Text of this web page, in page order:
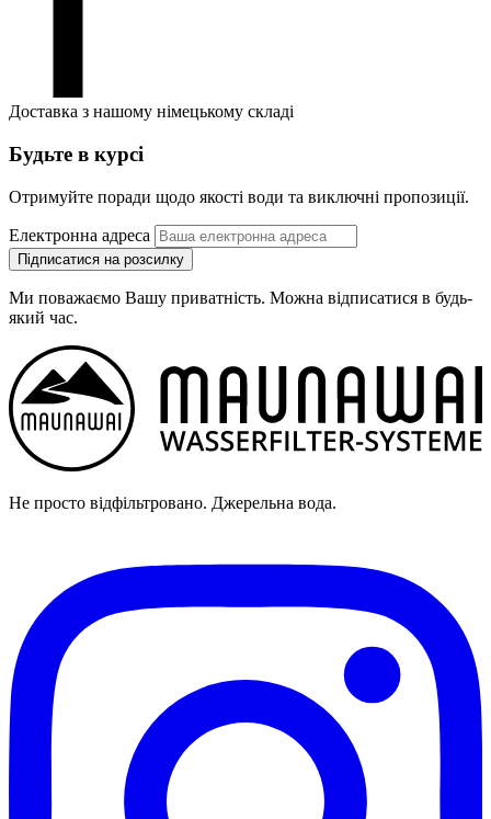
Доставка з нашому німецькому складі
Будьте в курсі
Отримуйте поради щодо якості води та виключні пропозиції.
Електронна адреса
Підписатися на розсилку
Ми поважаємо Вашу приватність. Можна відписатися в будь-
який час.
Не просто відфільтровано. Джерельна вода.